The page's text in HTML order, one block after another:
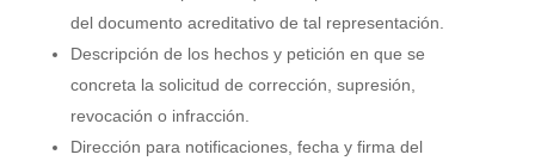
del documento acreditativo de tal representación.
Descripción de los hechos y petición en que se
concreta la solicitud de corrección, supresión,
revocación o infracción.
Dirección para notificaciones, fecha y firma del